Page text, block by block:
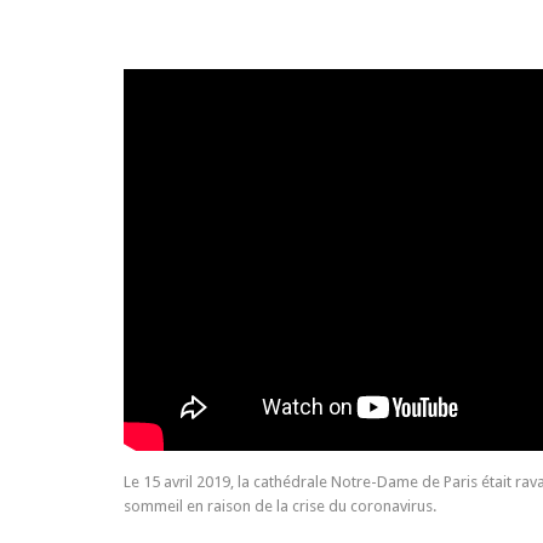
Le 15 avril 2019, la cathédrale Notre-Dame de Paris était
sommeil en raison de la crise du coronavirus.